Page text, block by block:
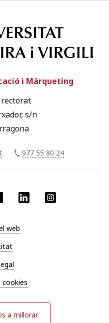
YouTube LinkedIn
i Màrqueting
s/n
977 55 80 24
web
cookies
a millorar